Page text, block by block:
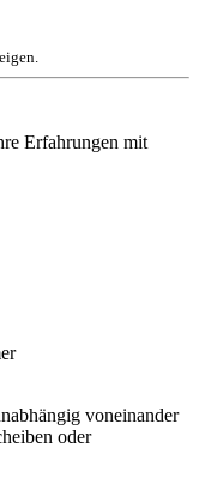
Erfahrungen mit
voneinander
oder